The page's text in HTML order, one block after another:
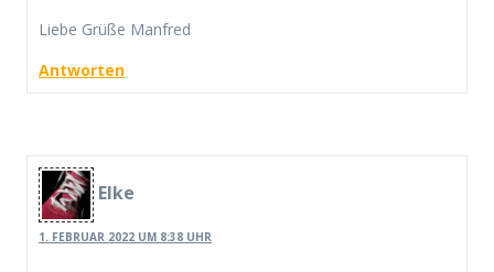
Liebe Grüße Manfred
Antworten
Elke
1. FEBRUAR 2022 UM 8:38 UHR